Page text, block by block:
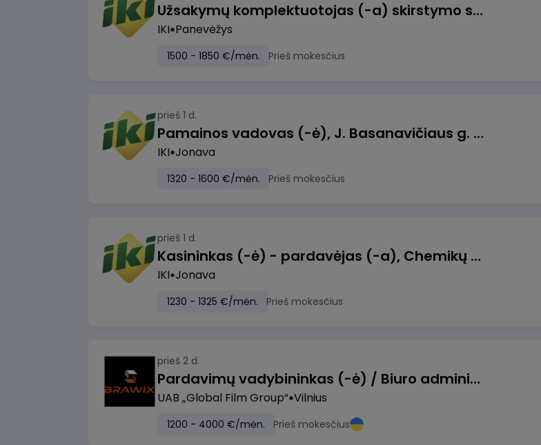
Užsakymų komplektuotojas (-a) skirstymo sandėlyje
IKI Panevėžys
1500 - 1850 €/mėn. Prieš mokesčius
prieš 1 d.
Pamainos vadovas (-ė), J. Basanavičiaus g. 6, Jonava
IKI Jonava
1320 - 1600 €/mėn. Prieš mokesčius
prieš 1 d.
Kasininkas (-ė) - pardavėjas (-a), Chemikų g. 1, Jonava
IKI Jonava
1230 - 1325 €/mėn. Prieš mokesčius
prieš 2 d.
Pardavimų vadybininkas (-ė) / Biuro administratorius (-ė) (B2B)
UAB „Global Film Group“ Vilnius
1200 - 4000 €/mėn. Prieš mokesčius